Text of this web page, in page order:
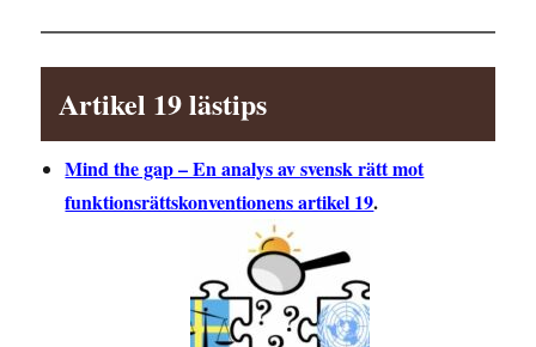
Artikel 19 lästips
Mind the gap – En analys av svensk rätt mot
funktionsrättskonventionens artikel 19.